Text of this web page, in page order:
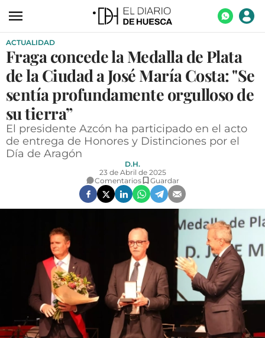
ACTUALIDAD
ECONOMÍA
TECNOLOGÍA
TURISMO
AGROALIMENTACIÓN
DEPORTES
VÍDEOS
CONTACTAR
FIESTAS EN EL ALTO ARAGÓN
FIESTAS DE SAN LORENZO
ACTUALIDAD
Fraga concede la Medalla de Plata
de la Ciudad a José María Costa: "Se
sentía profundamente orgulloso de
su tierra”
El presidente Azcón ha participado en el acto
de entrega de Honores y Distinciones por el
Día de Aragón
D.H.
23 de Abril de 2025
Comentarios
Guardar